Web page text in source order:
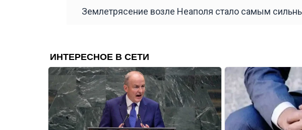
Землетрясение возле Неаполя стало самым